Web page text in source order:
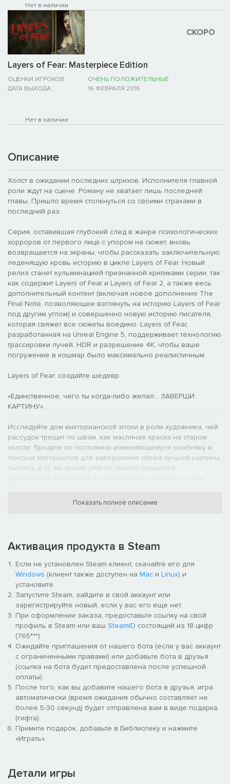
Нет в наличии
Layers of Fear: Masterpiece Edition
ОЦЕНКИ ИГРОКОВ:
ОЧЕНЬ ПОЛОЖИТЕЛЬНЫЕ
ДАТА ВЫХОДА:
16 ФЕВРАЛЯ 2016
СКОРО
Нет в наличии
Описание
Холст в ожидании последних штрихов. Исполнителя главной
роли ждут на сцене. Роману не хватает лишь последней
главы. Пришло время столкнуться со своими страхами в
последний раз.
Серия, оставившая глубокий след в жанре психологических
хорроров от первого лица с упором на сюжет, вновь
возвращается на экраны, чтобы рассказать заключительную
леденящую кровь историю в цикле Layers of Fear. Новый
релиз станет кульминацией признанной критиками серии, так
как содержит Layers of Fear и Layers of Fear 2, а также весь
дополнительный контент (включая новое дополнение The
Final Note, позволяющее взглянуть на историю Layers of Fear
под другим углом) и совершенно новую историю писателя,
которая свяжет все сюжеты воедино. Layers of Fear,
разработанная на Unreal Engine 5, поддерживает технологию
трассировки лучей, HDR и разрешение 4K, чтобы ваше
погружение в кошмар было максимально реалистичным.
Layers of Fear: создайте шедевр
«Единственное, чего ты когда-либо желал… ЗАВЕРШИ
КАРТИНУ».
Исследуйте дом викторианской эпохи в роли художника, чей
рассудок трещит по швам, как масляная краска на старом
холсте. Бродите по постоянно изменяющемуся особняку в
поисках материалов для завершения своей лучшей картины,
пытаясь в то же время уйти от своего прошлого.
«Кто-то сказал мне, что безумие у моей семьи в крови.…
постигнуть безумие, доставшееся от отца? Сможете ли вы
простить его? Все ответы находятся здесь, в доме... если вы в
силах вновь окунуться в прошлое.
Дополнение The Final Note: погрузитесь в историю еще
глубже
Новое дополнение, призванное пролить свет на художника,
его музу и историю их семьи. Рассказ в The Final Note
ведется от лица жены художника. Новый сюжет может
изменить то, в каком свете вы видите героев первой игры и
их поступки.
Layers of Fear 2: займите ваши места
«Время не ждет даже актеров. Так что не трать наши с тобой
минуты».
Вы — ведущий актер в картине, съемки которой проходят на
океанском лайнере. Вот только все совсем не то, чем
(озвученного Тони Тоддом). Как только вы открываете глаза,
Показать полное описание
Активация продукта в Steam
Если не установлен Steam клиент, скачайте его для
Windows (клиент также доступен на Mac и Linux) и
установите.
Запустите Steam, зайдите в свой аккаунт или
зарегистрируйте новый, если у вас его еще нет.
При оформлении заказа, предоставьте ссылку на свой
профиль в Steam или ваш SteamID состоящий из 18 цифр
(765***).
Ожидайте приглашения от нашего бота (если у вас аккаунт
с ограниченными правами) или добавьте бота в друзья
(ссылка на бота будет предоставлена после успешной
оплаты).
После того, как вы добавите нашего бота в друзья, игра
автоматически (время ожидания обычно составляет не
более 5-30 секунд) будет отправлена вам в виде подарка
(гифта).
Примите подарок, добавьте в Библиотеку и нажмите
«Играть».
Детали игры